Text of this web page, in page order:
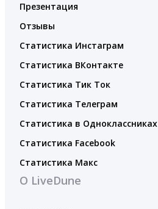
Презентация
Отзывы
Статистика Инстаграм
Статистика ВКонтакте
Статистика Тик Ток
Статистика Телеграм
Статистика в Одноклассниках
Статистика Facebook
Статистика Макс
О LiveDune